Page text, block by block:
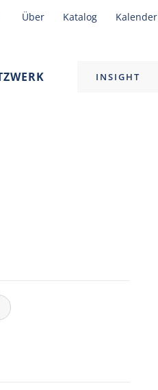
Über Katalog Kalender
INSIGHT